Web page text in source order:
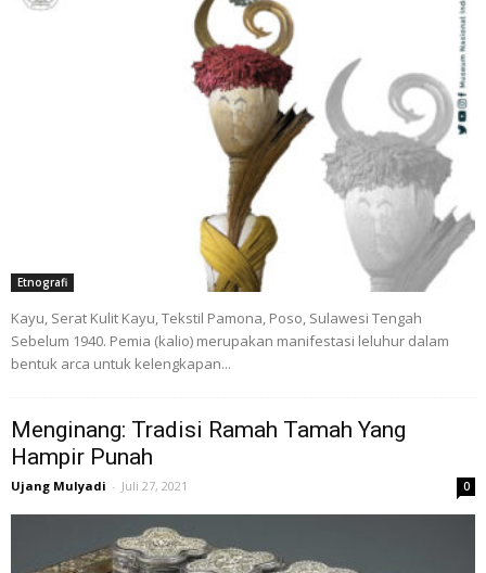
Etnografi
Kayu, Serat Kulit Kayu, Tekstil Pamona, Poso, Sulawesi Tengah
Sebelum 1940. Pemia (kalio) merupakan manifestasi leluhur dalam
bentuk arca untuk kelengkapan...
Menginang: Tradisi Ramah Tamah Yang
Hampir Punah
Ujang Mulyadi - Juli 27, 2021 0